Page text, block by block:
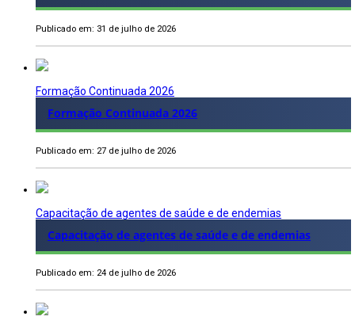
Publicado em: 31 de julho de 2026
Formação Continuada 2026
Formação Continuada 2026
Publicado em: 27 de julho de 2026
Capacitação de agentes de saúde e de endemias
Capacitação de agentes de saúde e de endemias
Publicado em: 24 de julho de 2026